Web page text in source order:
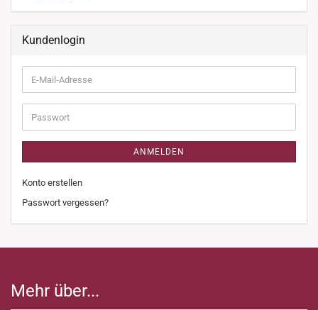
Kundenlogin
E-
Mail-
Adresse
Passwort
ANMELDEN
Konto erstellen
Passwort vergessen?
Mehr über...